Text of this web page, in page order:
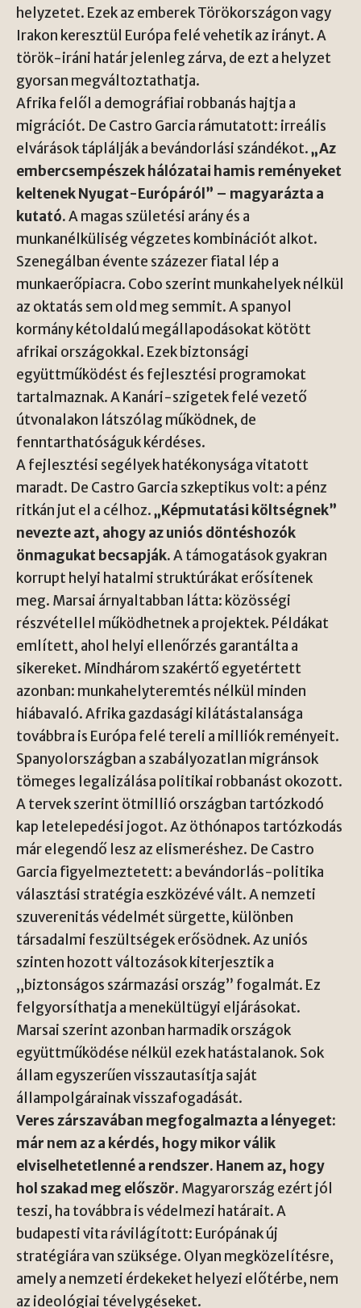
helyzetet. Ezek az emberek Törökországon vagy
Irakon keresztül Európa felé vehetik az irányt. A
török-iráni határ jelenleg zárva, de ezt a helyzet
gyorsan megváltoztathatja.
Afrika felől a demográfiai robbanás hajtja a
migrációt. De Castro Garcia rámutatott: irreális
elvárások táplálják a bevándorlási szándékot.„Az
embercsempészek hálózatai hamis reményeket
keltenek Nyugat-Európáról” – magyarázta a
kutató.A magas születési arány és a
munkanélküliség végzetes kombinációt alkot.
Szenegálban évente százezer fiatal lép a
munkaerőpiacra. Cobo szerint munkahelyek nélkül
az oktatás sem old meg semmit. A spanyol
kormány kétoldalú megállapodásokat kötött
afrikai országokkal. Ezek biztonsági
együttműködést és fejlesztési programokat
tartalmaznak. A Kanári-szigetek felé vezető
útvonalakon látszólag működnek, de
fenntarthatóságuk kérdéses.
A fejlesztési segélyek hatékonysága vitatott
maradt. De Castro Garcia szkeptikus volt: a pénz
ritkán jut el a célhoz.„Képmutatási költségnek”
nevezte azt, ahogy az uniós döntéshozók
önmagukat becsapják.A támogatások gyakran
korrupt helyi hatalmi struktúrákat erősítenek
meg. Marsai árnyaltabban látta: közösségi
részvétellel működhetnek a projektek. Példákat
említett, ahol helyi ellenőrzés garantálta a
sikereket. Mindhárom szakértő egyetértett
azonban: munkahelyteremtés nélkül minden
hiábavaló. Afrika gazdasági kilátástalansága
továbbra is Európa felé tereli a milliók reményeit.
Spanyolországban a szabályozatlan migránsok
tömeges legalizálása politikai robbanást okozott.
A tervek szerint ötmillió országban tartózkodó
kap letelepedési jogot. Az öthónapos tartózkodás
már elegendő lesz az elismeréshez. De Castro
Garcia figyelmeztetett: a bevándorlás-politika
választási stratégia eszközévé vált. A nemzeti
szuverenitás védelmét sürgette, különben
társadalmi feszültségek erősödnek. Az uniós
szinten hozott változások kiterjesztik a
„biztonságos származási ország” fogalmát. Ez
felgyorsíthatja a menekültügyi eljárásokat.
Marsai szerint azonban harmadik országok
együttműködése nélkül ezek hatástalanok. Sok
állam egyszerűen visszautasítja saját
állampolgárainak visszafogadását.
Veres zárszavában megfogalmazta a lényeget:
már nem az a kérdés, hogy mikor válik
elviselhetetlenné a rendszer. Hanem az, hogy
hol szakad meg először. Magyarország ezért jól
teszi, ha továbbra is védelmezi határait. A
budapesti vita rávilágított: Európának új
stratégiára van szüksége. Olyan megközelítésre,
amely a nemzeti érdekeket helyezi előtérbe, nem
az ideológiai tévelygéseket.